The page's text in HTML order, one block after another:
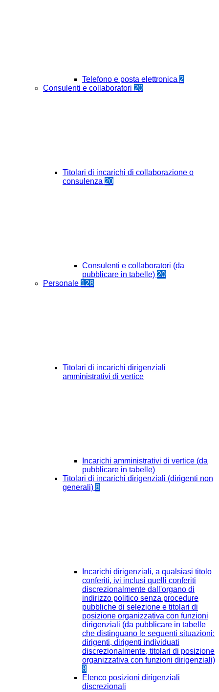
Telefono e posta elettronica 2
Consulenti e collaboratori 20
Titolari di incarichi di collaborazione o
consulenza 20
Consulenti e collaboratori (da
pubblicare in tabelle) 20
Personale 128
Titolari di incarichi dirigenziali
amministrativi di vertice
Incarichi amministrativi di vertice (da
pubblicare in tabelle)
Titolari di incarichi dirigenziali (dirigenti non
generali) 8
Incarichi dirigenziali, a qualsiasi titolo
conferiti, ivi inclusi quelli conferiti
discrezionalmente dall'organo di
indirizzo politico senza procedure
pubbliche di selezione e titolari di
posizione organizzativa con funzioni
dirigenziali (da pubblicare in tabelle
che distinguano le seguenti situazioni:
dirigenti, dirigenti individuati
discrezionalmente, titolari di posizione
organizzativa con funzioni dirigenziali)
8
Elenco posizioni dirigenziali
discrezionali